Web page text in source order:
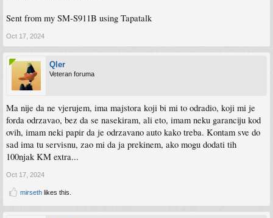
Sent from my SM-S911B using Tapatalk
Oct 17, 2024
Qler
Veteran foruma
Ma nije da ne vjerujem, ima majstora koji bi mi to odradio, koji mi je
forda odrzavao, bez da se nasekiram, ali eto, imam neku garanciju kod
ovih, imam neki papir da je odrzavano auto kako treba. Kontam sve do
sad ima tu servisnu, zao mi da ja prekinem, ako mogu dodati tih
100njak KM extra...
Oct 17, 2024
mirseth likes this.